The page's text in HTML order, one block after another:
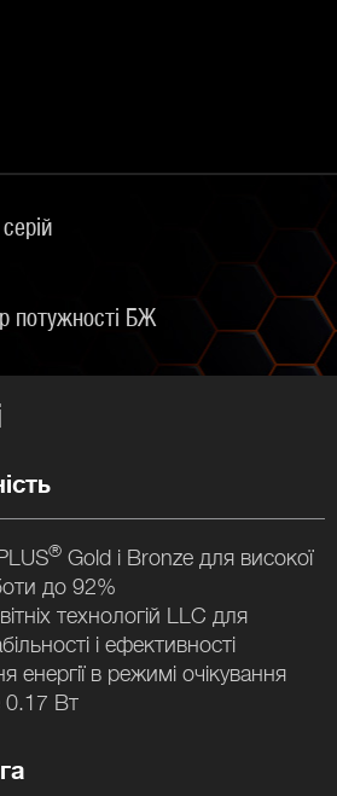
потужності БЖ
® Gold і Bronze для високої
до 92%
технологій LLC для
і ефективності
енергії в режимі очікування
0.17 Вт